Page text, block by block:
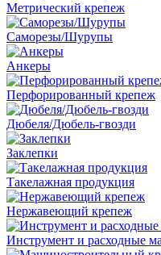
Метрический крепеж
Саморезы/Шурупы
Анкеры
Перфорированный крепеж
Дюбеля/Дюбель-гвозди
Заклепки
Такелажная продукция
Нержавеющий крепеж
Инструмент и расходные